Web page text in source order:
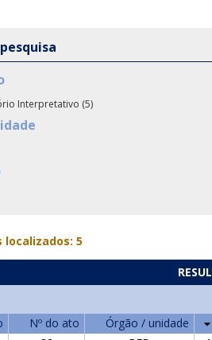
Interpretativo (5)
5
Nº do ato
Órgão / unidade